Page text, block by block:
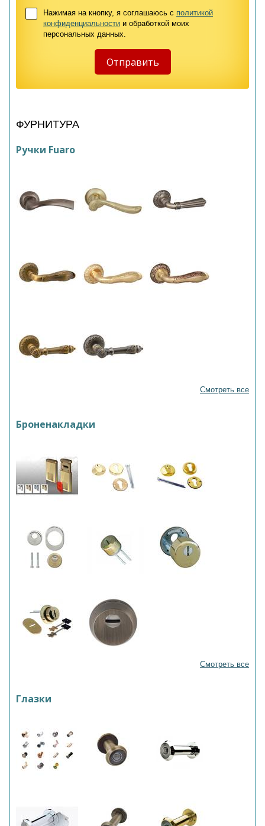
Нажимая на кнопку, я соглашаюсь с политикой
конфиденциальности и обработкой моих
персональных данных.
ФУРНИТУРА
Ручки Fuaro
Смотреть все
Броненакладки
Смотреть все
Глазки